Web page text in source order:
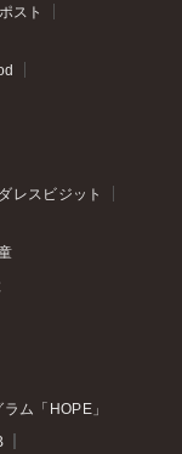
スト
レスビジット
ム「HOPE」